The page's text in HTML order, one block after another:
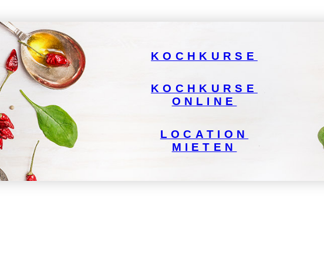
KOCHKURSE
KOCHKURSE
ONLINE
LOCATION
MIETEN